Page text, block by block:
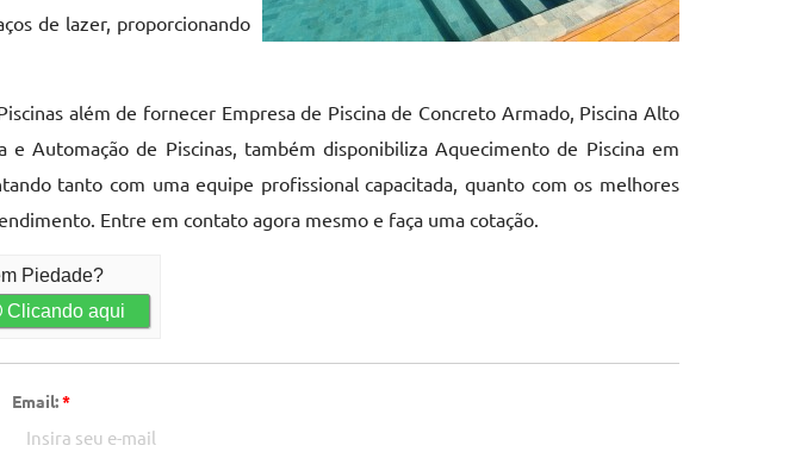
de lazer, proporcionando
além de fornecer Empresa de Piscina de Concreto Armado, Piscina Alto
e Automação de Piscinas, também disponibiliza Aquecimento de Piscina em
tanto com uma equipe profissional capacitada, quanto com os melhores
Entre em contato agora mesmo e faça uma cotação.
Piedade?
Clicando aqui
Email:*